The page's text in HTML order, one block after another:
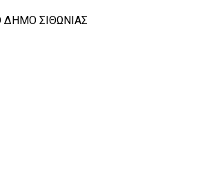
ΣΙΘΩΝΙΑΣ